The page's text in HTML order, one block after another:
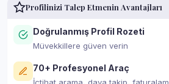
Profilinizi Talep Etmenin Avantajları
Doğrulanmış Profil Rozeti
Müvekkillere güven verin
70+ Profesyonel Araç